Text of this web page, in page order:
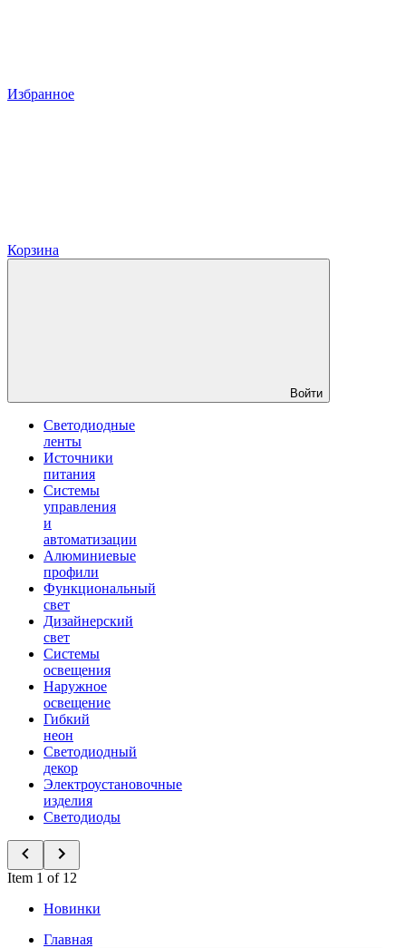
Избранное
Корзина
Войти
Светодиодные
ленты
Источники
питания
Системы
управления
и
автоматизации
Алюминиевые
профили
Функциональный
свет
Дизайнерский
свет
Системы
освещения
Наружное
освещение
Гибкий
неон
Светодиодный
декор
Электроустановочные
изделия
Светодиоды
Item 1 of 12
Новинки
Главная